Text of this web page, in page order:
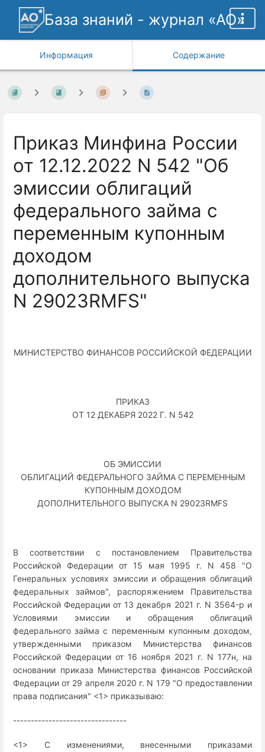
База знаний - журнал «АО»
Информация Содержание
Приказ Минфина России
от 12.12.2022 N 542 "Об
эмиссии облигаций
федерального займа с
переменным купонным
доходом
дополнительного выпуска
N 29023RMFS"
МИНИСТЕРСТВО ФИНАНСОВ РОССИЙСКОЙ ФЕДЕРАЦИИ
ПРИКАЗ
ОТ 12 ДЕКАБРЯ 2022 Г. N 542
ОБ ЭМИССИИ
ОБЛИГАЦИЙ ФЕДЕРАЛЬНОГО ЗАЙМА С ПЕРЕМЕННЫМ
КУПОННЫМ ДОХОДОМ
ДОПОЛНИТЕЛЬНОГО ВЫПУСКА N 29023RMFS
В соответствии с постановлением Правительства
Российской Федерации от 15 мая 1995 г. N 458 "О
Генеральных условиях эмиссии и обращения облигаций
федеральных займов", распоряжением Правительства
Российской Федерации от 13 декабря 2021 г. N 3564-р и
Условиями эмиссии и обращения облигаций
федерального займа с переменным купонным доходом,
утвержденными приказом Министерства финансов
Российской Федерации от 16 ноября 2021 г. N 177н, на
основании приказа Министерства финансов Российской
Федерации от 29 апреля 2020 г. N 179 "О предоставлении
права подписания" <1> приказываю:
--------------------------------
<1> С изменениями, внесенными приказами